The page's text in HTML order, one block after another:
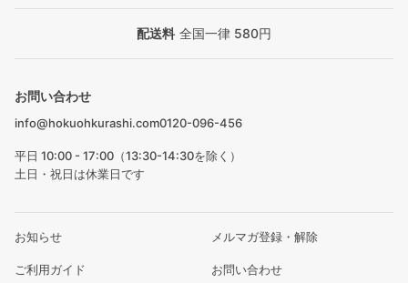
配送料 全国一律 580円
お問い合わせ
info@hokuohkurashi.com0120-096-456
平日 10:00 - 17:00（13:30-14:30を除く）
土日・祝日は休業日です
お知らせ メルマガ登録・解除
ご利用ガイド お問い合わせ